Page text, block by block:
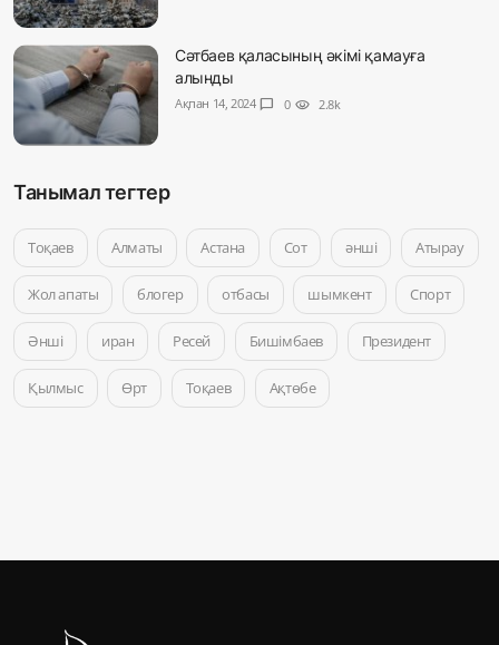
Сәтбаев қаласының әкімі қамауға
алынды
Ақпан 14, 2024 chat_bubble 0 visibility 2.8k
Танымал тегтер
Тоқаев Алматы Астана Сот әнші Атырау
Жол апаты блогер отбасы шымкент Спорт
Әнші иран Ресей Бишімбаев Президент
Қылмыс Өрт Тоқаев Ақтөбе